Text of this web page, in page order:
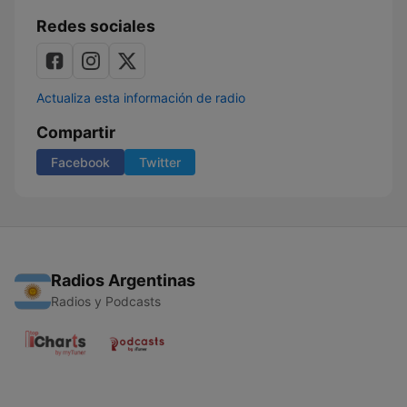
Redes sociales
Actualiza esta información de radio
Compartir
Facebook Twitter
Radios Argentinas
Radios y Podcasts